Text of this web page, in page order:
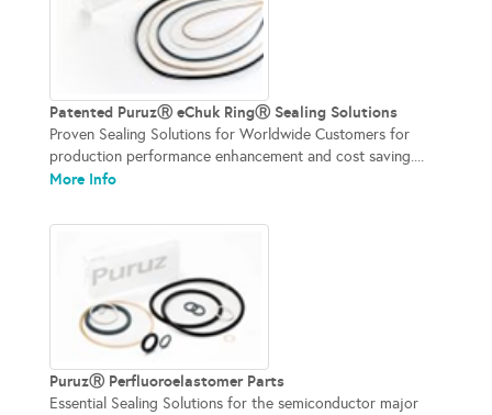
Patented PuruzⓇ eChuk RingⓇ Sealing Solutions
Proven Sealing Solutions for Worldwide Customers for
production performance enhancement and cost saving....
More Info
PuruzⓇ Perfluoroelastomer Parts
Essential Sealing Solutions for the semiconductor major